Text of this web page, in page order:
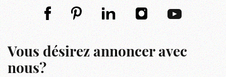
Vous désirez annoncer avec
nous?